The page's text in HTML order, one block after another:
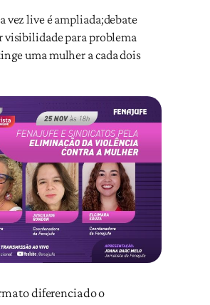
vez live é ampliada;debate
visibilidade para problema
uma mulher a cada dois
diferenciado o